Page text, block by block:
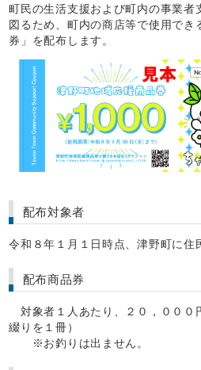
町民の生活支援および町内の事業者
図るため、町内の商店等で使用でき
券」を配布します。
配布対象者
令和８年１月１日時点、津野町に住
配布商品券
対象者１人あたり、２０，０００
綴りを１冊）
※お釣りは出ません。